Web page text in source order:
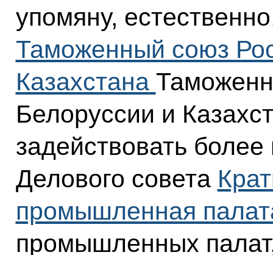
упомяну,
Таможенный союз
Казахстана
Белоруссии и
задействовать
Делового совета
промышленная
промышленных